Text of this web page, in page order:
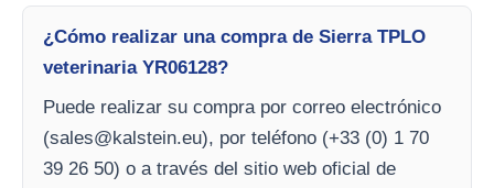
¿Cómo realizar una compra de Sierra TPLO
veterinaria YR06128?
Puede realizar su compra por correo electrónico
(sales@kalstein.eu), por teléfono (+33 (0) 1 70
39 26 50) o a través del sitio web oficial de